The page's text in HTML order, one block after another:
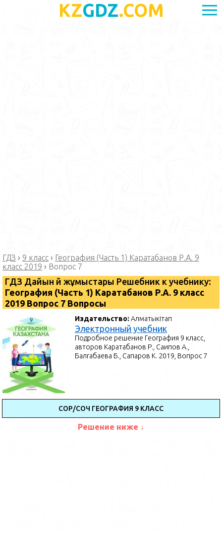
KZGDZ.COM
ГДЗ › 9 класс › География (Часть 1) Каратабанов Р.А. 9
класс 2019 › Вопрос 7
ГДЗ Дайын үй жұмыстары Решебник к учебнику:
География (Часть 1) Каратабанов Р.А. 9 класс
2019 Вопрос 7 Вопросы
Издательство:Алматыкітап
Электронный учебник
Подробное решение География 9 класс,
авторов Каратабанов Р., Саипов А.,
Балгабаева Б., Сапаров К. 2019, Вопрос 7
СОР/СОЧ ГЕОГРАФИЯ 9 КЛАСС
Решение ниже ↓